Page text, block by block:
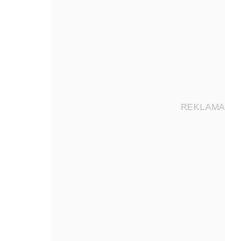
REKLAMA